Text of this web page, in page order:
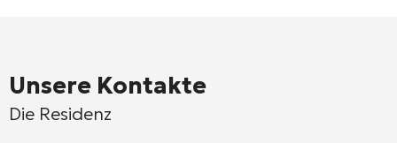
Unsere Kontakte
Die Residenz